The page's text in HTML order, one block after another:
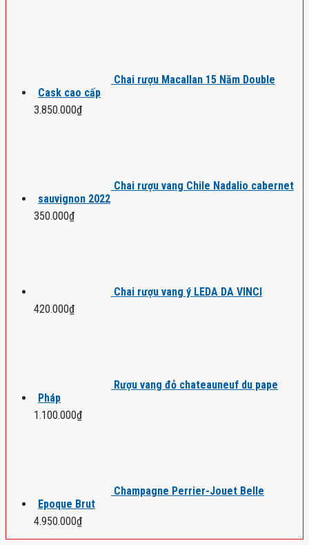
Chai rượu Macallan 15 Năm Double
Cask cao cấp
3.850.000₫
Chai rượu vang Chile Nadalio cabernet
sauvignon 2022
350.000₫
Chai rượu vang ý LEDA DA VINCI
420.000₫
Rượu vang đỏ chateauneuf du pape
Pháp
1.100.000₫
Champagne Perrier-Jouet Belle
Epoque Brut
4.950.000₫